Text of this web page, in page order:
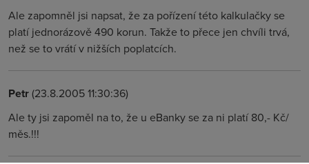
Ale zapomněl jsi napsat, že za pořízení této kalkulačky se
platí jednorázově 490 korun. Takže to přece jen chvíli trvá,
než se to vrátí v nižších poplatcích.
Petr(23.8.2005 11:30:36)
Ale ty jsi zapoměl na to, že u eBanky se za ni platí 80,- Kč/
měs.!!!